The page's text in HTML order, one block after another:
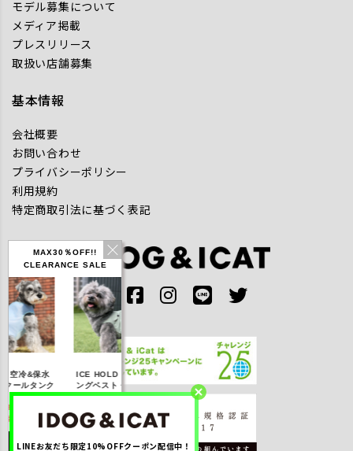
MAX30％OFF!!
CLEARANCE SALE
空冷&保水
ールタンク
】2,310
込み)
見る
ICE HOLD フィッシ
ングベスト 保冷剤付
円(税込み)
詳しく見る
IDOG ICE HOLD ネ
ッククーラー 保冷剤
付
円(税込み)
詳しく見る
モデル募集について
メディア掲載
プレスリリース
取扱い店舗募集
基本情報
会社概要
お問い合わせ
プライバシーポリシー
利用規約
特定商取引法に基づく表記
LINEお友だち限定10%OFFクーポン配信中！